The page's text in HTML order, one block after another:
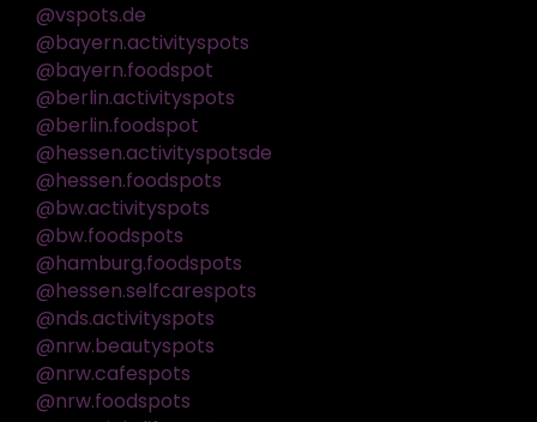
@vspots.de
@bayern.activityspots
@bayern.foodspot
@berlin.activityspots
@berlin.foodspot
@hessen.activityspotsde
@hessen.foodspots
@bw.activityspots
@bw.foodspots
@hamburg.foodspots
@hessen.selfcarespots
@nds.activityspots
@nrw.beautyspots
@nrw.cafespots
@nrw.foodspots